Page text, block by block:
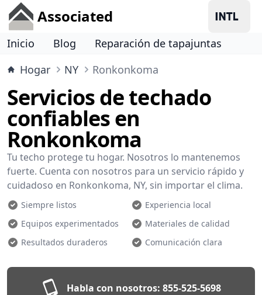
Associated
Inicio Blog
Reparación de tapajuntas
Hogar
NY Ronkonkoma
Servicios de techado
confiables en
Ronkonkoma
Tu techo protege tu hogar. Nosotros lo mantenemos
fuerte. Cuenta con nosotros para un servicio rápido y
cuidadoso en Ronkonkoma, NY, sin importar el clima.
Siempre listos
Experiencia local
Equipos experimentados
Materiales de calidad
Resultados duraderos
Comunicación clara
Habla con nosotros: 855-525-5698